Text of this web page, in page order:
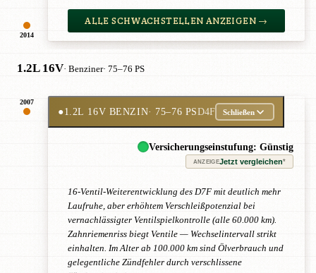
2014
ALLE SCHWACHSTELLEN ANZEIGEN →
1.2L 16V· Benziner· 75–76 PS
2007
●1.2L 16V BENZIN· 75–76 PSD4F Schließen
Versicherungseinstufung: Günstig
ANZEIGEJetzt vergleichen*
16-Ventil-Weiterentwicklung des D7F mit deutlich mehr
Laufruhe, aber erhöhtem Verschleißpotenzial bei
vernachlässigter Ventilspielkontrolle (alle 60.000 km).
Zahnriemenriss biegt Ventile — Wechselintervall strikt
einhalten. Im Alter ab 100.000 km sind Ölverbrauch und
gelegentliche Zündfehler durch verschlissene